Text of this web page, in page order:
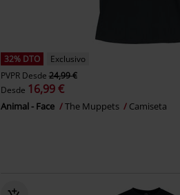
32% DTO
Exclusivo
PVPR Desde 24,99 €
Desde 16,99 €
Animal - Face The Muppets Camiseta